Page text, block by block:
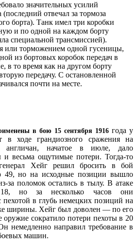
значительных усилий
отвечал за тормоза
борта). Танк имел три коробки
и по одной на каждом борту
специальной трансмиссией).
или торможением одной гусеницы,
из бортовых коробок передач в
в то время как на другом борту
передачу. С остановленной
почти на месте.
в бою 15 сентября 1916 года у
в ходе грандиозного сражения на
англичан, начатое в июле, дало
и весьма ощутимые потери. Тогда-то
Хейг решил бросить в бой
49, но на исходные позиции вышло
за поломок остались в тылу. В атаке
18, но за несколько часов они
пехотой в глубь немецких позиций на
ширины. Хейг был доволен — по его
сократило потери пехоты в 20
немедленно направил требование в
машин.